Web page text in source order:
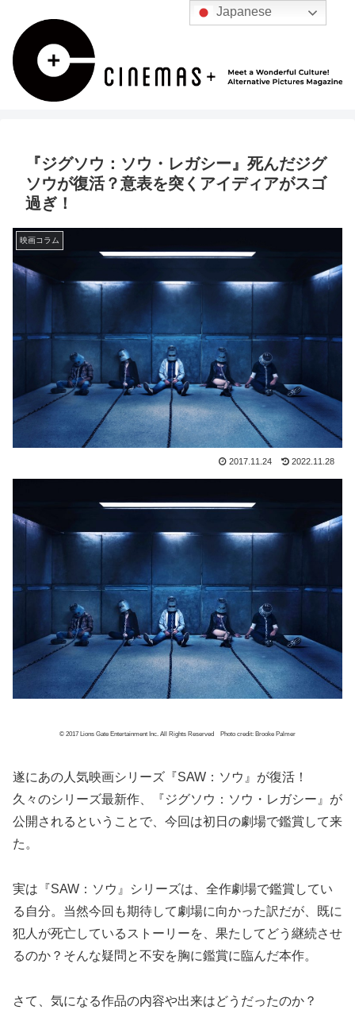
『ジグソウ：ソウ・レガシー』死んだジグ
ソウが復活？意表を突くアイディアがスゴ
過ぎ！
映画コラム
2017.11.24 2022.11.28
© 2017 Lions Gate Entertainment Inc. All Rights Reserved Photo credit: Brooke Palmer
遂にあの人気映画シリーズ『SAW：ソウ』が復活！
久々のシリーズ最新作、『ジグソウ：ソウ・レガシー』が
公開されるということで、今回は初日の劇場で鑑賞して来
た。
実は『SAW：ソウ』シリーズは、全作劇場で鑑賞してい
る自分。当然今回も期待して劇場に向かった訳だが、既に
犯人が死亡しているストーリーを、果たしてどう継続させ
るのか？そんな疑問と不安を胸に鑑賞に臨んだ本作。
さて、気になる作品の内容や出来はどうだったのか？
Japanese